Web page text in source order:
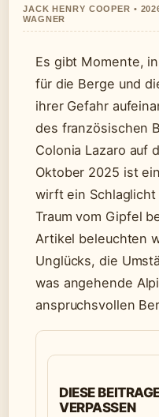
JACK HENRY COOPER •
WAGNER
Es gibt Momente,
für die Berge und
ihrer Gefahr
des französischen
Colonia Lazaro auf
Oktober 2025 ist
wirft ein Schlaglicht
Traum vom Gipfel
Artikel beleuchten
Unglücks, die
was angehende
anspruchsvollen
DIESE
VERPASSEN